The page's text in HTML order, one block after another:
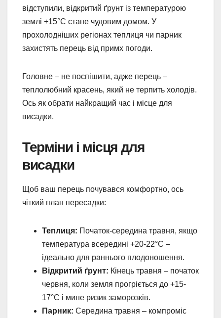
відступили, відкритий ґрунт із температурою
землі +15°C стане чудовим домом. У
прохолодніших регіонах теплиця чи парник
захистять перець від примх погоди.
Головне – не поспішити, адже перець –
теплолюбний красень, який не терпить холодів.
Ось як обрати найкращий час і місце для
висадки.
Терміни і місця для
висадки
Щоб ваш перець почувався комфортно, ось
чіткий план пересадки:
Теплиця: Початок-середина травня, якщо
температура всередині +20-22°C –
ідеально для раннього плодоношення.
Відкритий ґрунт: Кінець травня – початок
червня, коли земля прогріється до +15-
17°C і мине ризик заморозків.
Парник: Середина травня – компроміс